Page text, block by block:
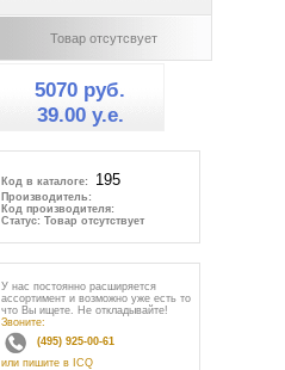
Товар отсутсвует
5070 руб.
39.00 y.e.
Код в каталоге:
Производитель:
Код производителя:
Статус: Товар отсутствует
У нас постоянно расширяется
ассортимент и возможно уже есть то
что Вы ищете. Не откладывайте!
Звоните:
(495) 925-00-61
или пишите в ICQ